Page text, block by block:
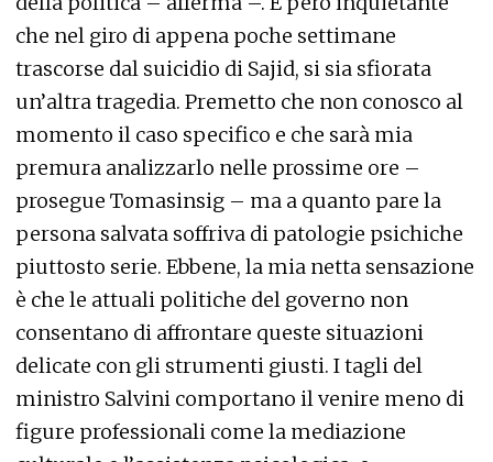
che nel giro di appena poche settimane
trascorse dal suicidio di Sajid, si sia sfiorata
un’altra tragedia. Premetto che non conosco al
momento il caso specifico e che sarà mia
premura analizzarlo nelle prossime ore –
prosegue Tomasinsig – ma a quanto pare la
persona salvata soffriva di patologie psichiche
piuttosto serie. Ebbene, la mia netta sensazione
è che le attuali politiche del governo non
consentano di affrontare queste situazioni
delicate con gli strumenti giusti. I tagli del
ministro Salvini comportano il venire meno di
figure professionali come la mediazione